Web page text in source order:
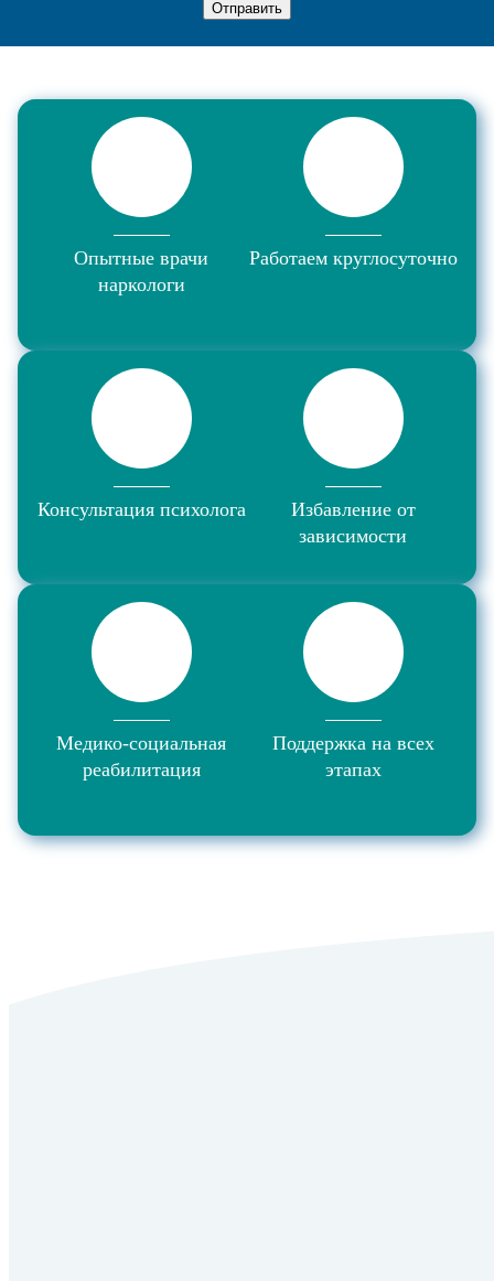
Отправить
Опытные врачи
наркологи
Работаем круглосуточно
Консультация психолога
Избавление от
зависимости
Медико-социальная
реабилитация
Поддержка на всех
этапах